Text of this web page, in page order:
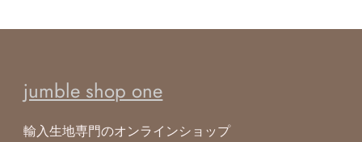
jumble shop one
輸入生地専門のオンラインショップ